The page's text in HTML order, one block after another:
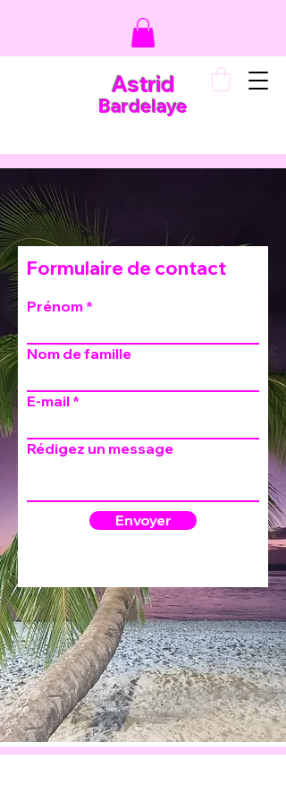
Astrid
Bardelaye
Formulaire de contact
Prénom
Nom de famille
E-mail
Rédigez un message
Envoyer